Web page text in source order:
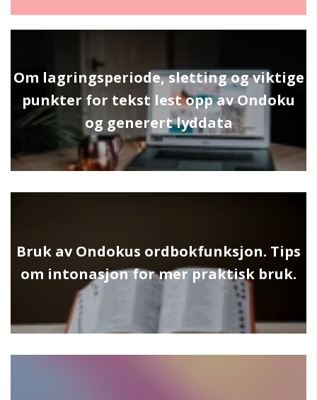
Om lagringsperiode, sletting og viktige
punkter for tekst lest opp av Ondoku
og generert lyddata
Bruk av Ondokus ordbokfunksjon. Tips
om intonasjon for mer praktisk bruk.